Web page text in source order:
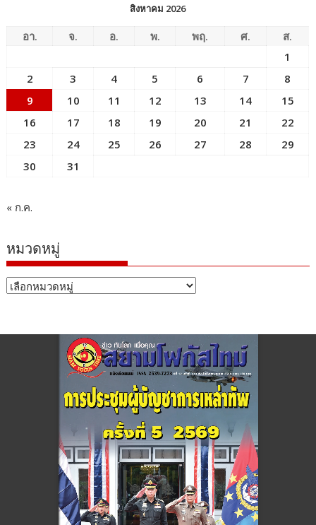
สิงหาคม 2026
อา. จ. อ. พ. พฤ. ศ.
ส.
1
2
3 4 5 6 7
8
9
10 11 12 13 14
15
16
17 18 19 20 21
22
23
24 25 26 27 28
29
30
31
« ก.ค.
หมวดหมู่
หมวด